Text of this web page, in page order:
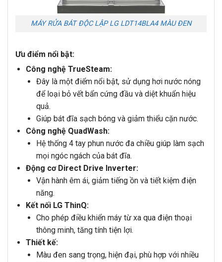
MÁY RỬA BÁT ĐỘC LẬP LG LDT14BLA4 MÀU ĐEN
Ưu điểm nổi bật:
Công nghệ TrueSteam:
Đây là một điểm nổi bật, sử dụng hơi nước nóng
để loại bỏ vết bẩn cứng đầu và diệt khuẩn hiệu
quả.
Giúp bát đĩa sạch bóng và giảm thiểu cặn nước.
Công nghệ QuadWash:
Hệ thống 4 tay phun nước đa chiều giúp làm sạch
mọi ngóc ngách của bát đĩa.
Động cơ Direct Drive Inverter:
Vận hành êm ái, giảm tiếng ồn và tiết kiệm điện
năng.
Kết nối LG ThinQ:
Cho phép điều khiển máy từ xa qua điện thoại
thông minh, tăng tính tiện lợi.
Thiết kế:
Màu đen sang trọng, hiện đại, phù hợp với nhiều